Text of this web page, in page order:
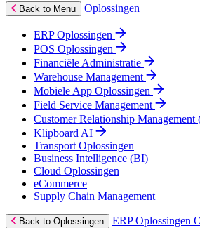
Back to Menu Oplossingen
ERP Oplossingen
POS Oplossingen
Financiële Administratie
Warehouse Management
Mobiele App Oplossingen
Field Service Management
Customer Relationship
Klipboard AI
Transport Oplossingen
Business Intelligence (BI)
Cloud Oplossingen
eCommerce
Supply Chain Management
Back to Oplossingen
ERP Oplossingen